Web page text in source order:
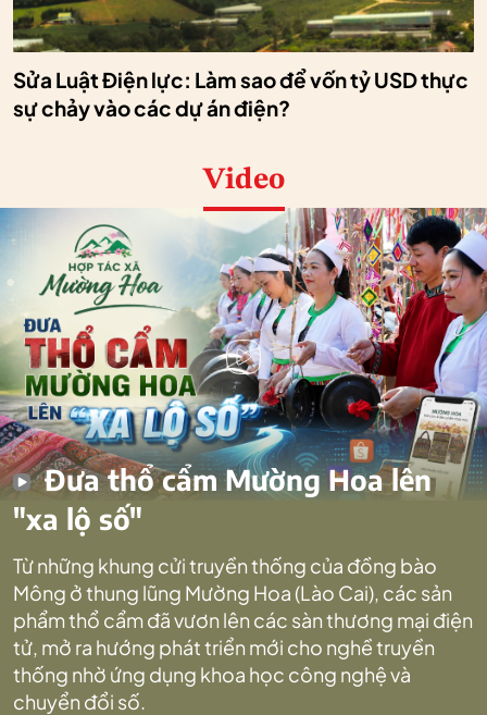
Sửa Luật Điện lực: Làm sao để vốn tỷ USD thực
sự chảy vào các dự án điện?
Video
Đưa thổ cẩm Mường Hoa lên
"xa lộ số"
Từ những khung cửi truyền thống của đồng bào
Mông ở thung lũng Mường Hoa (Lào Cai), các sản
phẩm thổ cẩm đã vươn lên các sàn thương mại điện
tử, mở ra hướng phát triển mới cho nghề truyền
thống nhờ ứng dụng khoa học công nghệ và
chuyển đổi số.